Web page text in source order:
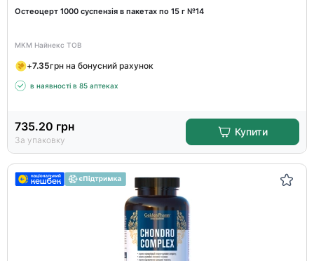
Остеоцерт 1000 суспензія в пакетах по 15 г №14
МКМ Найнекс ТОВ
+7.35грн на бонусний рахунок
в наявності в 85 аптеках
735.20 грн
За упаковку
Купити